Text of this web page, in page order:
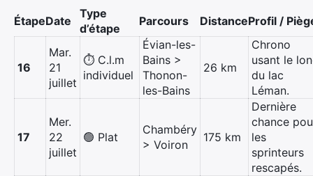
ÉtapeDate
Type
d’étape
Parcours DistanceProfil /
16
Mar.
21
juillet
⏱️ C.l.m
individuel
Évian-les-
Bains >
Thonon-
les-Bains
26 km
Chrono
usant le
du lac
Léman.
17
Mer.
22
juillet
🟢 Plat
Chambéry
> Voiron
175 km
Dernière
chance
les
sprinteurs
rescapés.